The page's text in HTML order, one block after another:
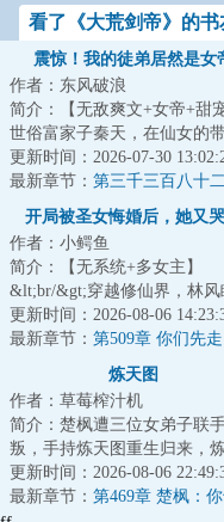
看了《大荒剑帝》的
震惊！我的徒弟居然是女
作者：东风破浪
简介：【无敌爽文+女帝+甜宠
世俗富家子秦天，在仙女的
下加入了昆仑剑派，成为了昆
小师叔。觉醒签...
更新时间：2026-07-30
最新章节： 第三千三百八十
开局被圣女悔婚后，她又
作者：小鳄鱼
简介：【无系统+多女主】
&lt;br/&gt;穿越修仙界，林风
为圣女道侣，五灵根的他人都
了&lt;br/&gt;好...
更新时间：2026-08-06
最新章节： 第509章 你们先走
炼天图
作者：草莓榨汁机
简介：楚枫遭三位女弟子联
叛，手持炼天图重生归来，
万物，踏上成帝之路。&lt;br/
婚内不同房...
更新时间：2026-08-06
最新章节： 第469章 楚枫：